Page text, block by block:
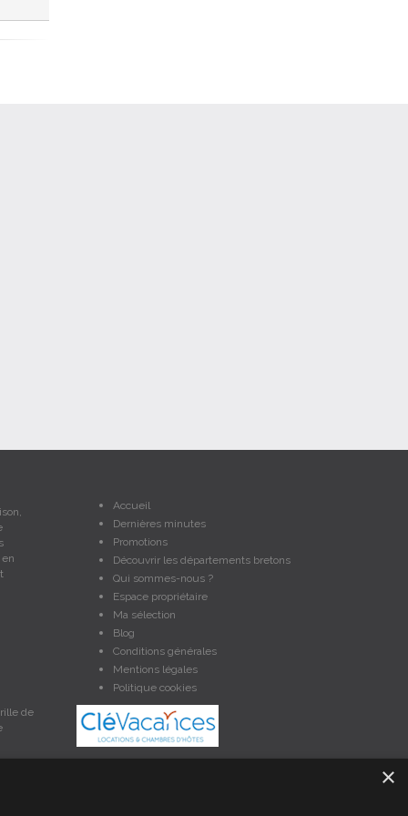
Accueil
Dernières minutes
Promotions
Découvrir les départements bretons
Qui sommes-nous ?
Espace propriétaire
Ma sélection
Blog
Conditions générales
Mentions légales
Politique cookies
de
×